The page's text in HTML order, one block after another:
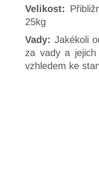
Velikost:
25kg
Vady: Jakékoli
za vady a
vzhledem ke